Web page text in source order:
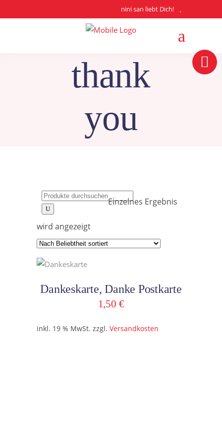
nini san liebt Dich!
thank
you
Search
for:
Einzelnes Ergebnis
wird angezeigt
Dankeskarte, Danke Postkarte
1,50 €
inkl. 19 % MwSt. zzgl. Versandkosten